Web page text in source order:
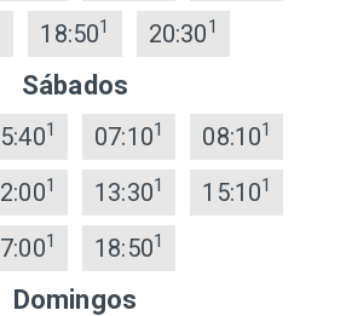
18:501 20:301
Sábados
1 07:101 08:101
1 13:301 15:101
1 18:501
Domingos